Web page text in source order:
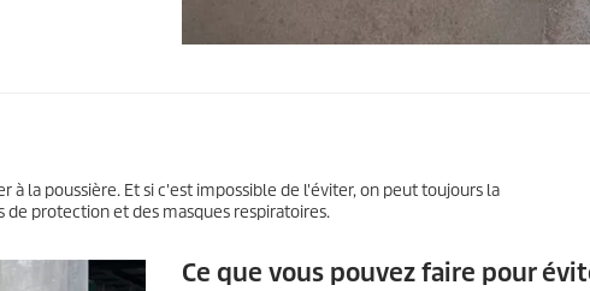
à la poussière. Et si c'est impossible de l'éviter, on peut toujours la
protection et des masques respiratoires.
Ce que vous pouvez faire pour